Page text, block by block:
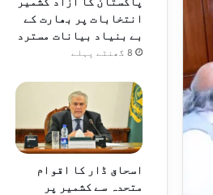
انتخابات پر بھارت کے
بے بنیاد بیانات مسترد
8 گھنٹے پہلے
اسحاق ڈار کا اقوام
متحدہ سے کشمیر پر